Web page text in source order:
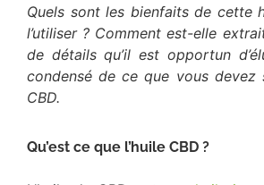
Quels sont les bienfaits de cette
l’utiliser ? Comment est-elle
de détails qu’il est opportun
condensé de ce que vous devez
CBD.
Qu’est ce que l’huile CBD ?